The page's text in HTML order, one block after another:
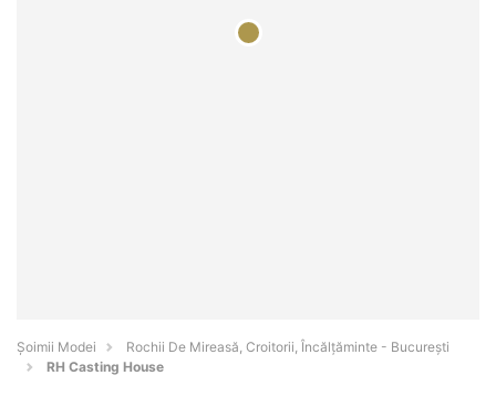
Șoimii Modei
Rochii De Mireasă, Croitorii, Încălțăminte - Bucureşti
RH Casting House